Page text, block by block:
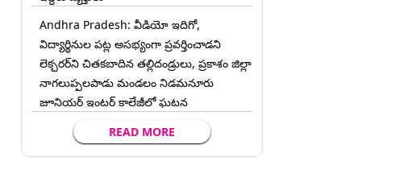
Andhra Pradesh: వీడియో ఇదిగో,
విద్యార్థినుల పట్ల అసభ్యంగా ప్రవర్తించాడని
లెక్చ‌ర‌ర్‌ని చిత‌క‌బాదిన త‌ల్లిదండ్రులు, ప్రకాశం జిల్లా
నాగలుప్పలపాడు మండలం నిడమనూరు
జూనియర్ ఇంటర్ కాలేజీలో ఘటన
READ MORE